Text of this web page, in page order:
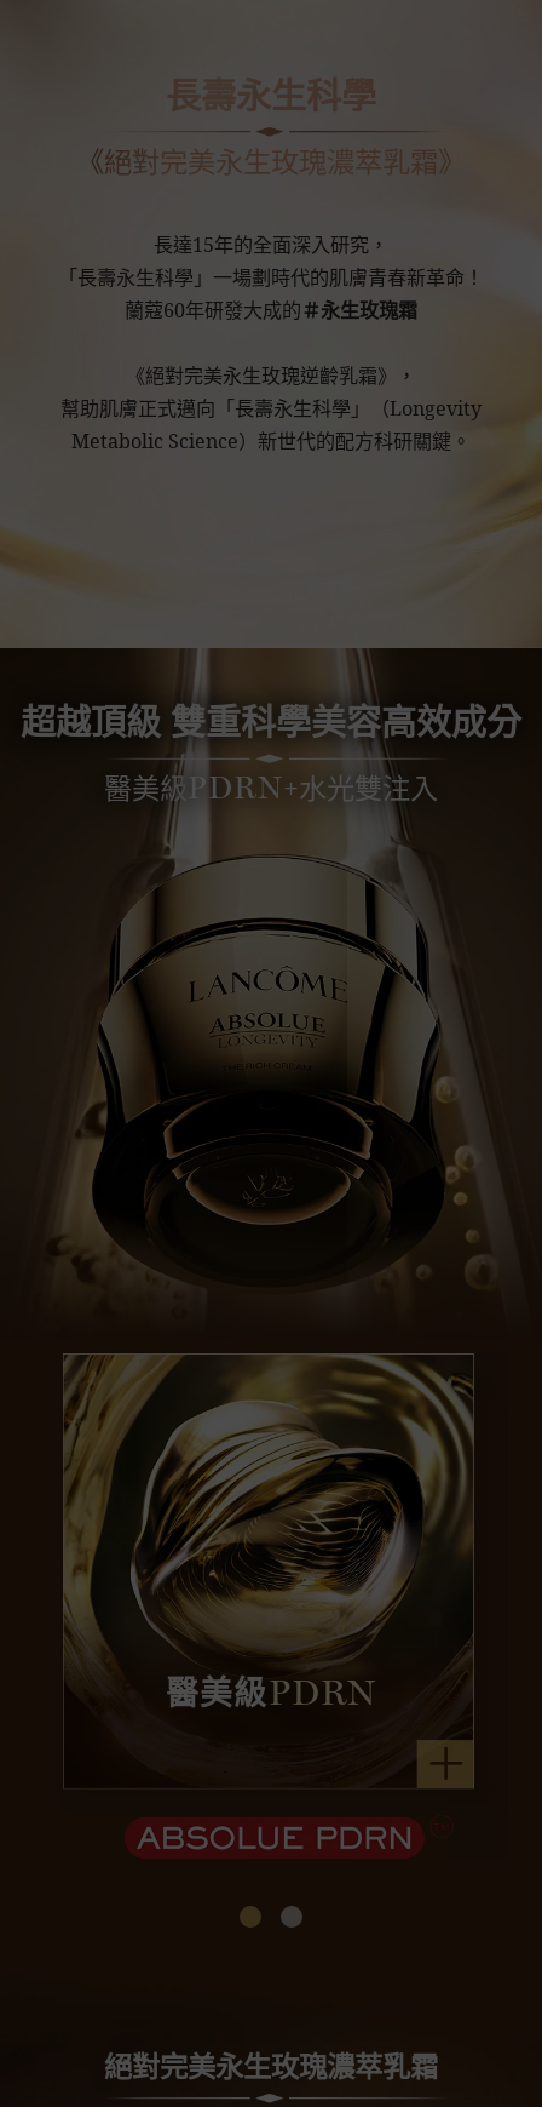
長壽永生科學
《絕對完美永生玫瑰濃萃乳霜》
長達15年的全面深入研究，
「長壽永生科學」一場劃時代的肌膚青春新革命！
蘭蔻60年研發大成的＃永生玫瑰霜
《絕對完美永生玫瑰逆齡乳霜》，
幫助肌膚正式邁向「長壽永生科學」（Longevity
Metabolic Science）新世代的配方科研關鍵。
超越頂級 雙重科學美容高效成分
醫美級 PDRN+水光雙注入
醫美級PDRN
絕對完美永生玫瑰濃萃乳霜